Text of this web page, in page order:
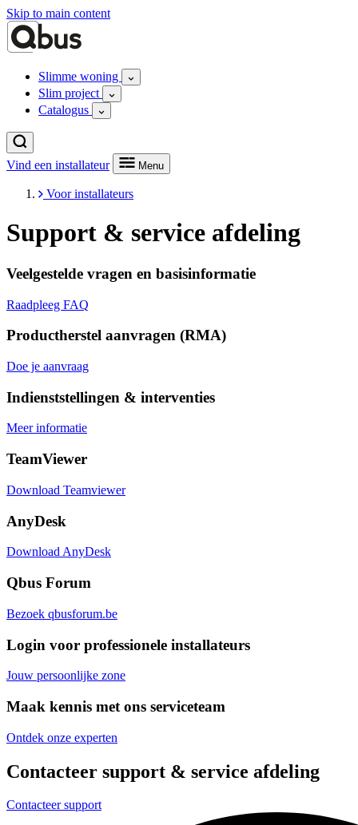
Skip to main content
Slimme woning
Slim project
Catalogus
Vind een installateur Menu
Voor installateurs
Support & service afdeling
Veelgestelde vragen en basisinformatie
Raadpleeg FAQ
Productherstel aanvragen (RMA)
Doe je aanvraag
Indienststellingen & interventies
Meer informatie
TeamViewer
Download Teamviewer
AnyDesk
Download AnyDesk
Qbus Forum
Bezoek qbusforum.be
Login voor professionele installateurs
Jouw persoonlijke zone
Maak kennis met ons serviceteam
Ontdek onze experten
Contacteer support & service afdeling
Contacteer support